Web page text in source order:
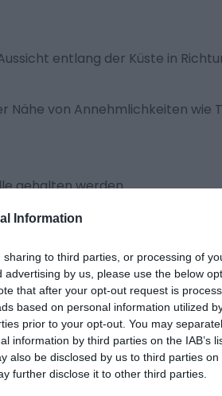
Information
to third parties, or processing of
by us, please use the below
that after your opt-out request is
based on personal information utilized
prior to your opt-out. You may
information by third parties on the IAB’s
also be disclosed by us to third parties on
further disclose it to other third parties.
entlang der Küste in
Nähe von Annehmlichkeiten wie
gehalten werden.